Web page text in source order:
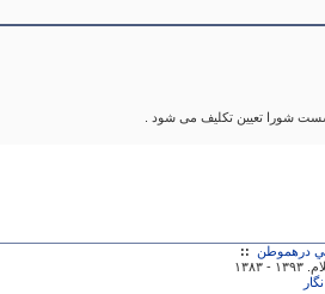
شورا تعیین تکلیف می شود .
درهموطن
::